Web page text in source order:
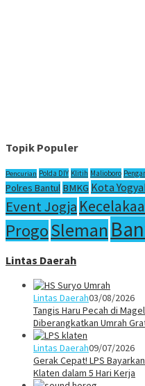
Topik Populer
Pencurian Polda DIY Klitih Malioboro
Polres Bantul BMKG Kota
Event Jogja
ProgoSleman
Lintas Daerah
Lintas Daerah03/08/2026
Tangis Haru Pecah di
Diberangkatkan Umrah
Lintas Daerah09/07/2026
Gerak Cepat! LPS
Klaten dalam 5 Hari Kerja